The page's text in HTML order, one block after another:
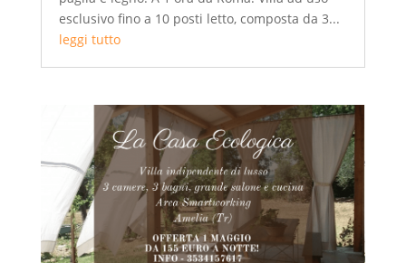
esclusivo fino a 10 posti letto, composta da 3...
leggi tutto